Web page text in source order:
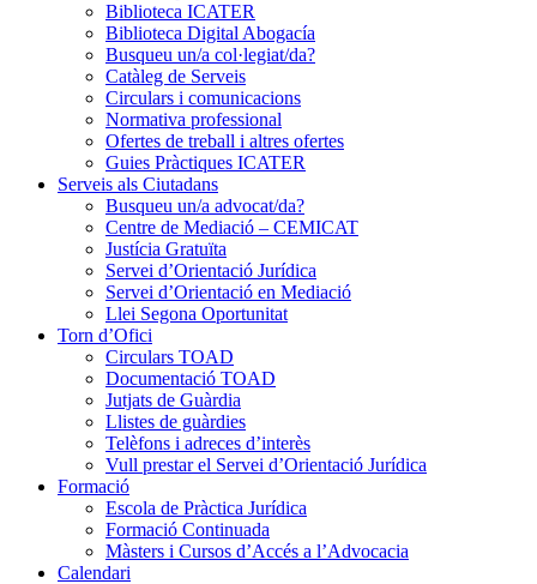
Biblioteca ICATER
Biblioteca Digital Abogacía
Busqueu un/a col·legiat/da?
Catàleg de Serveis
Circulars i comunicacions
Normativa professional
Ofertes de treball i altres ofertes
Guies Pràctiques ICATER
Serveis als Ciutadans
Busqueu un/a advocat/da?
Centre de Mediació – CEMICAT
Justícia Gratuïta
Servei d’Orientació Jurídica
Servei d’Orientació en Mediació
Llei Segona Oportunitat
Torn d’Ofici
Circulars TOAD
Documentació TOAD
Jutjats de Guàrdia
Llistes de guàrdies
Telèfons i adreces d’interès
Vull prestar el Servei d’Orientació Jurídica
Formació
Escola de Pràctica Jurídica
Formació Continuada
Màsters i Cursos d’Accés a l’Advocacia
Calendari